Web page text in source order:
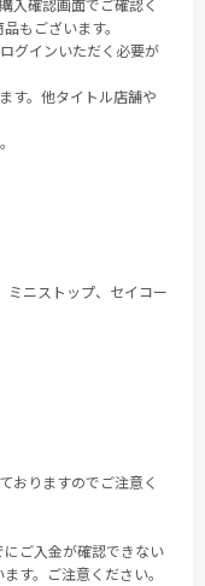
入確認画面でご確認く
もございます。
グインいただく必要が
す。他タイトル店舗や
ミニストップ、セイコー
おりますのでご注意く
ご入金が確認できない
す。ご注意ください。